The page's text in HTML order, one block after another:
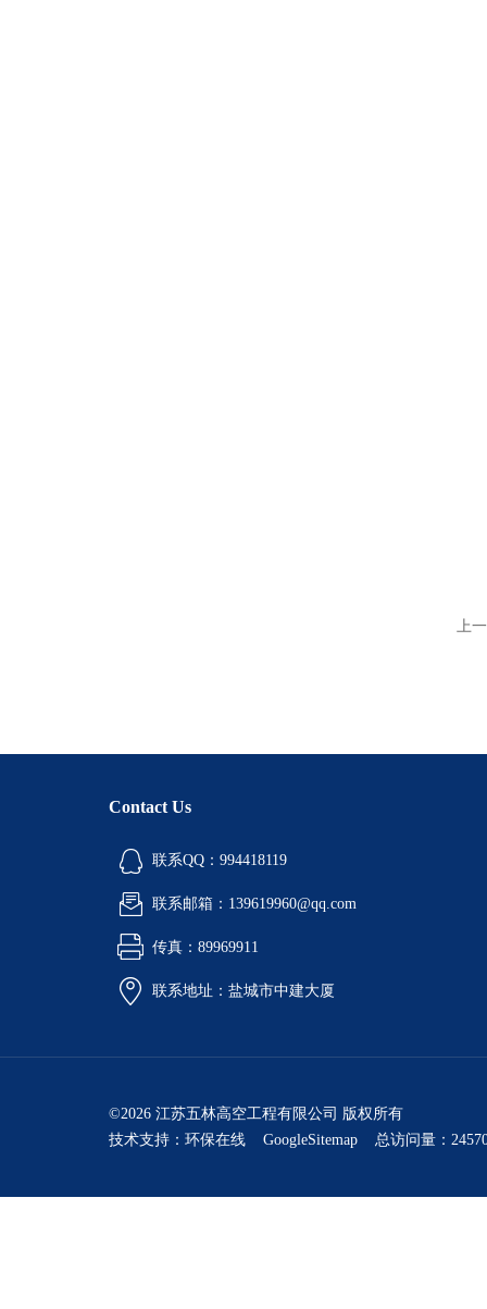
上
Contact Us
联系QQ：994418119
联系邮箱：139619960@qq.com
传真：89969911
联系地址：盐城市中建大厦
©2026 江苏五林高空工程有限公司 版权所有
技术支持： 环保在线 GoogleSitemap 总访问量：